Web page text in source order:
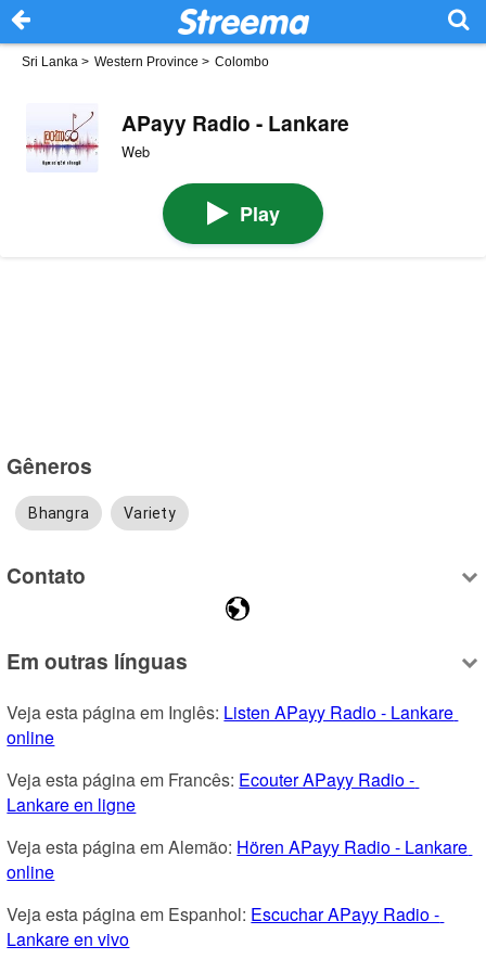
Sri Lanka > Western Province > Colombo
APayy Radio - Lankare
Web
Play
Gêneros
Bhangra Variety
Contato
Em outras línguas
Veja esta página em Inglês: Listen APayy Radio - Lankare
online
Veja esta página em Francês: Ecouter APayy Radio -
Lankare en ligne
Veja esta página em Alemão: Hören APayy Radio - Lankare
online
Veja esta página em Espanhol: Escuchar APayy Radio -
Lankare en vivo